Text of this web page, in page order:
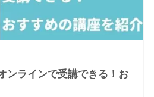
ンラインで受講できる！お